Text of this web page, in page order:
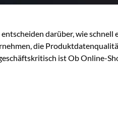
darüber, wie
die
ist Ob Online-